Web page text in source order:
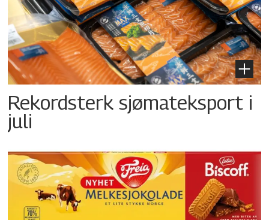
Rekordsterk sjømateksport i
juli